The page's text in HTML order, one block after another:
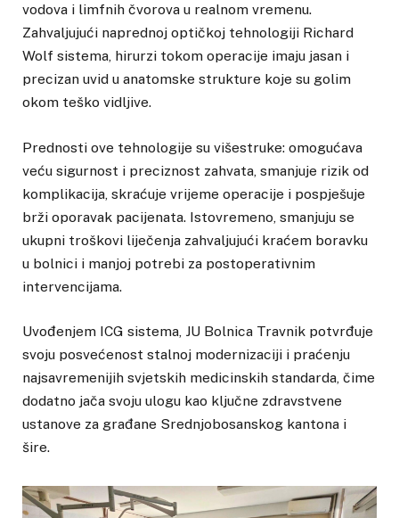
vodova i limfnih čvorova u realnom vremenu.
Zahvaljujući naprednoj optičkoj tehnologiji Richard
Wolf sistema, hirurzi tokom operacije imaju jasan i
precizan uvid u anatomske strukture koje su golim
okom teško vidljive.
Prednosti ove tehnologije su višestruke: omogućava
veću sigurnost i preciznost zahvata, smanjuje rizik od
komplikacija, skraćuje vrijeme operacije i pospješuje
brži oporavak pacijenata. Istovremeno, smanjuju se
ukupni troškovi liječenja zahvaljujući kraćem boravku
u bolnici i manjoj potrebi za postoperativnim
intervencijama.
Uvođenjem ICG sistema, JU Bolnica Travnik potvrđuje
svoju posvećenost stalnoj modernizaciji i praćenju
najsavremenijih svjetskih medicinskih standarda, čime
dodatno jača svoju ulogu kao ključne zdravstvene
ustanove za građane Srednjobosanskog kantona i
šire.